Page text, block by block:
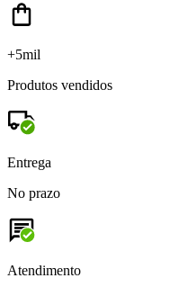
+5mil
Produtos vendidos
Entrega
No prazo
Atendimento